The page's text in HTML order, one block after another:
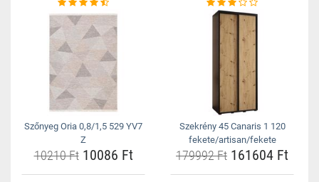
Szőnyeg Oria 0,8/1,5 529 YV7
Z
10210 Ft10086 Ft
Szekrény 45 Canaris 1 120
fekete/artisan/fekete
179992 Ft 161604 Ft